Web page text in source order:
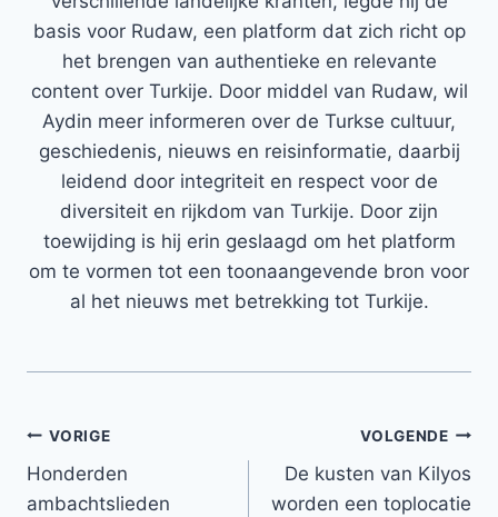
basis voor Rudaw, een platform dat zich richt op
het brengen van authentieke en relevante
content over Turkije. Door middel van Rudaw, wil
Aydin meer informeren over de Turkse cultuur,
geschiedenis, nieuws en reisinformatie, daarbij
leidend door integriteit en respect voor de
diversiteit en rijkdom van Turkije. Door zijn
toewijding is hij erin geslaagd om het platform
om te vormen tot een toonaangevende bron voor
al het nieuws met betrekking tot Turkije.
Bericht
navigatie
VORIGE
Honderden
ambachtslieden
VOLGENDE
De kusten van Kilyos
worden een toplocatie